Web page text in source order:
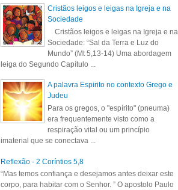
Cristãos leigos e leigas na Igreja e na
Sociedade
Cristãos leigos e leigas na Igreja e na
Sociedade: “Sal da Terra e Luz do
Mundo” (Mt 5,13-14) Uma abordagem
leiga do Segundo Capítulo ...
A palavra Espirito no contexto Grego e
Judeu
Para os gregos, o "espírito" (pneuma)
era frequentemente visto como a
respiração vital ou um princípio
imaterial que se conectava ...
Reflexão - 2 Coríntios 5,8
“Mas temos confiança e desejamos antes deixar este
corpo, para habitar com o Senhor. ” O apostolo Paulo